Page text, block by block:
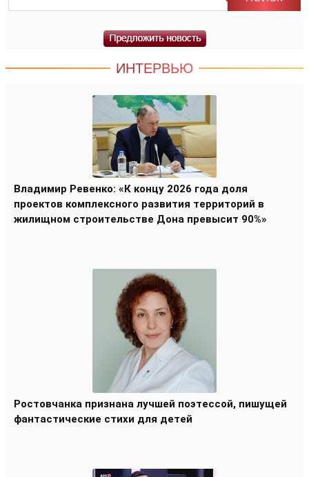
ИНТЕРВЬЮ
Владимир Ревенко: «К концу 2026 года доля
проектов комплексного развития территорий в
жилищном строительстве Дона превысит 90%»
Ростовчанка признана лучшей поэтессой, пишущей
фантастические стихи для детей